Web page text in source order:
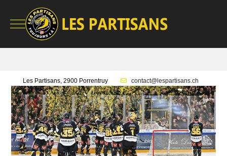
Mobile Menu Toggle
Les Partisans, 2900 Porrentruy contact@lespartisans.ch